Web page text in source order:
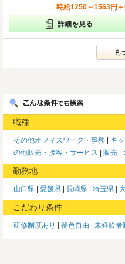
時給1250～1563円
詳細を見る
職種
その他オフィスワーク・事務 キ
の他販売・接客・サービス
販売
勤務地
山口県 愛媛県 長崎県 埼玉県
こだわり条件
研修制度あり 髪色自由 未経験者